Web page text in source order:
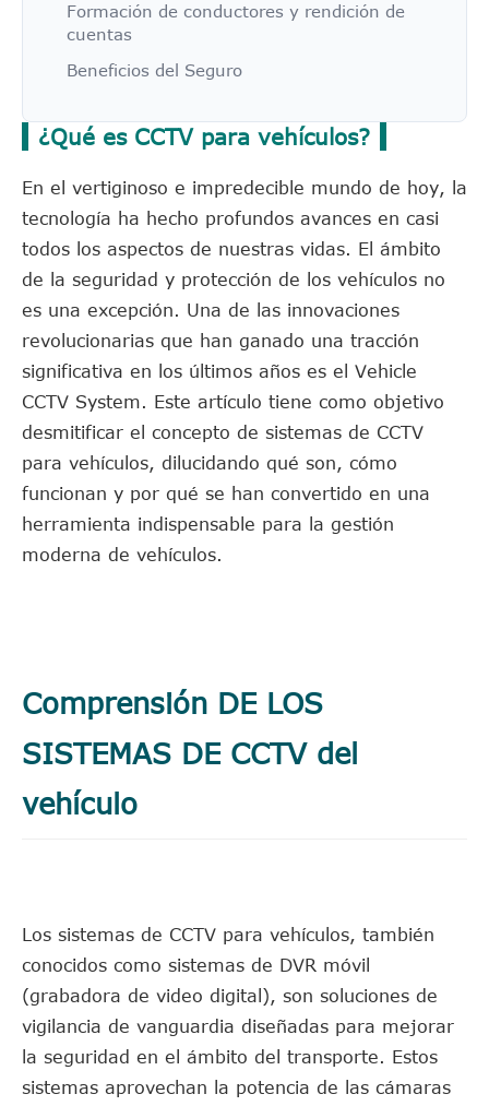
¿Qué es CCTV para vehículos?
En el vertiginoso e impredecible mundo de hoy, la
tecnología ha hecho profundos avances en casi
todos los aspectos de nuestras vidas. El ámbito
de la seguridad y protección de los vehículos no
es una excepción. Una de las innovaciones
revolucionarias que han ganado una tracción
significativa en los últimos años es el Vehicle
CCTV System. Este artículo tiene como objetivo
desmitificar el concepto de sistemas de CCTV
para vehículos, dilucidando qué son, cómo
funcionan y por qué se han convertido en una
herramienta indispensable para la gestión
moderna de vehículos.
Comprensión DE LOS
SISTEMAS DE CCTV del
vehículo
Los sistemas de CCTV para vehículos, también
conocidos como sistemas de DVR móvil
(grabadora de video digital), son soluciones de
vigilancia de vanguardia diseñadas para mejorar
la seguridad en el ámbito del transporte. Estos
sistemas aprovechan la potencia de las cámaras
Formación de conductores y rendición de
cuentas
Beneficios del Seguro